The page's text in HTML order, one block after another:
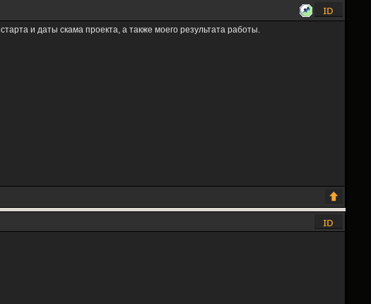
и даты скама проекта, а также моего результата работы.